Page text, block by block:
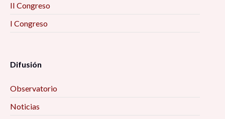
II Congreso
I Congreso
Difusión
Observatorio
Noticias